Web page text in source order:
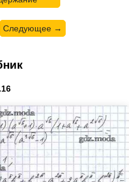
Следующее →